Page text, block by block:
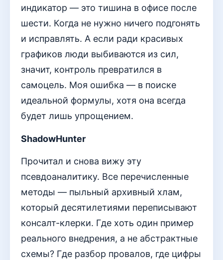
индикатор — это тишина в офисе после
шести. Когда не нужно ничего подгонять
и исправлять. А если ради красивых
графиков люди выбиваются из сил,
значит, контроль превратился в
самоцель. Моя ошибка — в поиске
идеальной формулы, хотя она всегда
будет лишь упрощением.
ShadowHunter
Прочитал и снова вижу эту
псевдоаналитику. Все перечисленные
методы — пыльный архивный хлам,
который десятилетиями переписывают
консалт-клерки. Где хоть один пример
реального внедрения, а не абстрактные
схемы? Где разбор провалов, где цифры